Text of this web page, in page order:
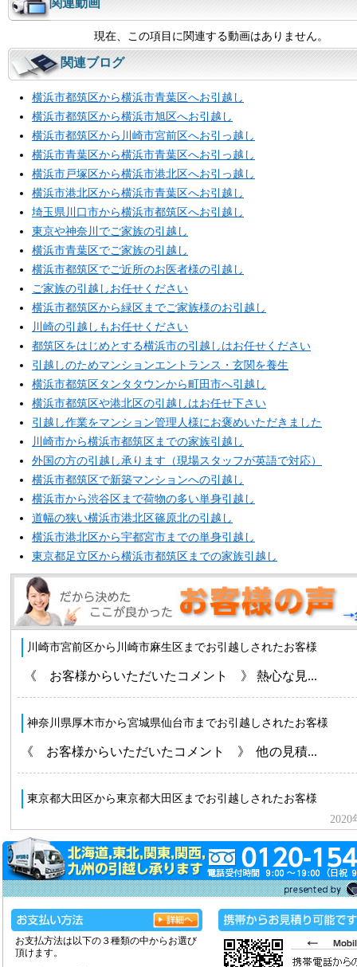
関連動画
現在、この項目に関連する動画はありません。
関連ブログ
横浜市都筑区から横浜市青葉区へお引越し
横浜市都筑区から横浜市旭区へお引越し
横浜市都筑区から川崎市宮前区へお引っ越し
横浜市青葉区から横浜市青葉区へお引っ越し
横浜市戸塚区から横浜市港北区へお引っ越し
横浜市港北区から横浜市青葉区へお引越し
埼玉県川口市から横浜市都筑区へお引越し
東京や神奈川でご家族の引越し
横浜市青葉区でご家族の引越し
横浜市都筑区でご近所のお医者様の引越し
ご家族の引越しお任せください
横浜市都筑区から緑区までご家族様のお引越し
川崎の引越しもお任せください
都筑区をはじめとする横浜市の引越しはお任せください
引越しのためマンションエントランス・玄関を養生
横浜市都筑区タンタタウンから町田市へ引越し
横浜市都筑区や港北区の引越しはお任せ下さい
引越し作業をマンション管理人様にお褒めいただきました
川崎市から横浜市都筑区までの家族引越し
外国の方の引越し承ります（現場スタッフが英語で対応）
横浜市都筑区で新築マンションへの引越し
横浜市から渋谷区まで荷物の多い単身引越し
道幅の狭い横浜市港北区篠原北の引越し
横浜市港北区から宇都宮市までの単身引越し
東京都足立区から横浜市都筑区までの家族引越し
お支払方法は以下の３種類の中からお選び
頂けます。